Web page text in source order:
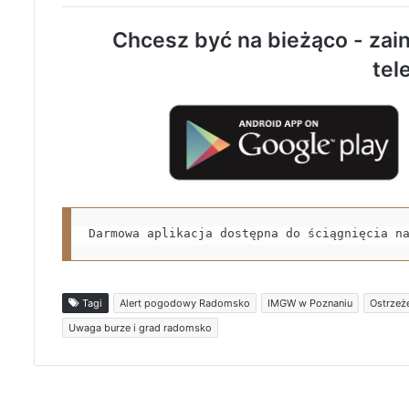
Chcesz być na bieżąco -
Darmowa aplikacja dostępna do ściągnięcia
Tagi Alert pogodowy Radomsko IMGW w Poznaniu
Uwaga burze i grad radomsko